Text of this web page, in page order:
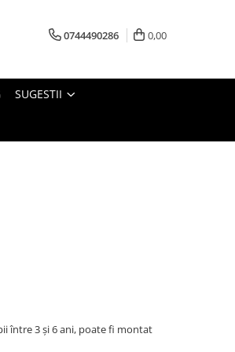
0744490286 0,00
SUGESTII
între 3 și 6 ani, poate fi montat